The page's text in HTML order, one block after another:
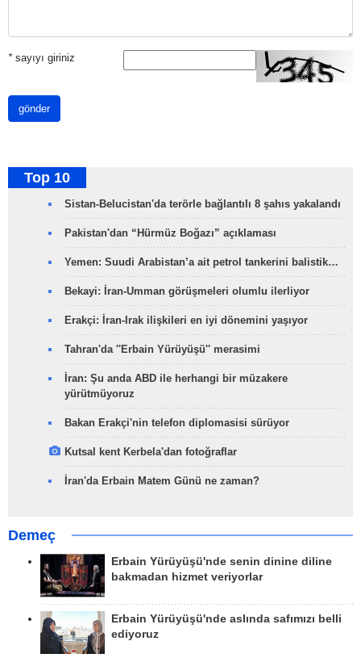
*sayıyı giriniz
gönder
Top 10
Sistan-Belucistan'da terörle bağlantılı 8 şahıs yakalandı
Pakistan'dan “Hürmüz Boğazı” açıklaması
Yemen: Suudi Arabistan’a ait petrol tankerini balistik…
Bekayi: İran-Umman görüşmeleri olumlu ilerliyor
Erakçi: İran-Irak ilişkileri en iyi dönemini yaşıyor
Tahran'da ''Erbain Yürüyüşü'' merasimi
İran: Şu anda ABD ile herhangi bir müzakere
yürütmüyoruz
Bakan Erakçi'nin telefon diplomasisi sürüyor
Kutsal kent Kerbela'dan fotoğraflar
İran'da Erbain Matem Günü ne zaman?
Demeç
Erbain Yürüyüşü'nde senin dinine diline
bakmadan hizmet veriyorlar
Erbain Yürüyüşü'nde aslında safımızı belli
ediyoruz